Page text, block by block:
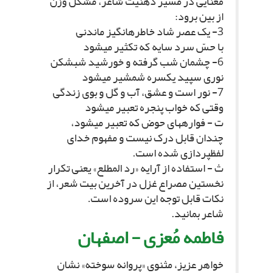
از بین برود:
3- یک عصر شاد خاطره‏انگیز ماندنى‏
با حسّ سرد سایه که تکثیر مى‏شود
6- چشمان شب گرفته و خورشید شب‏شکن‏
نورى سپید یکسره شمشیر مى‏شود
7- نور است و عشق، آب و گل و بوى زندگى‏
وقتى که خواب پنجره تعبیر مى‏شود
ت - فواره‏هاى حوض که تعبیر مى‏شود،
چندان قابل درک نیست و مفهوم خداى
لفظپردازى شده است.
ث - استفاده از آرایه «رد المطلع» یعنى تکرار
نخستین مصراع غزل در آخرین بیت شعر، از
نکات قابل توجه این سروده است.
شاعر بمانید.
فاطمه مُعزى - اصفهان‏
خواهر عزیز، مثنوى «پروانه سوخته» نشان